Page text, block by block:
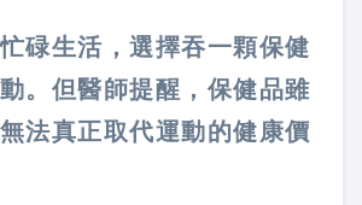
碌生活，選擇吞一顆保健
。但醫師提醒，保健品雖
法真正取代運動的健康價